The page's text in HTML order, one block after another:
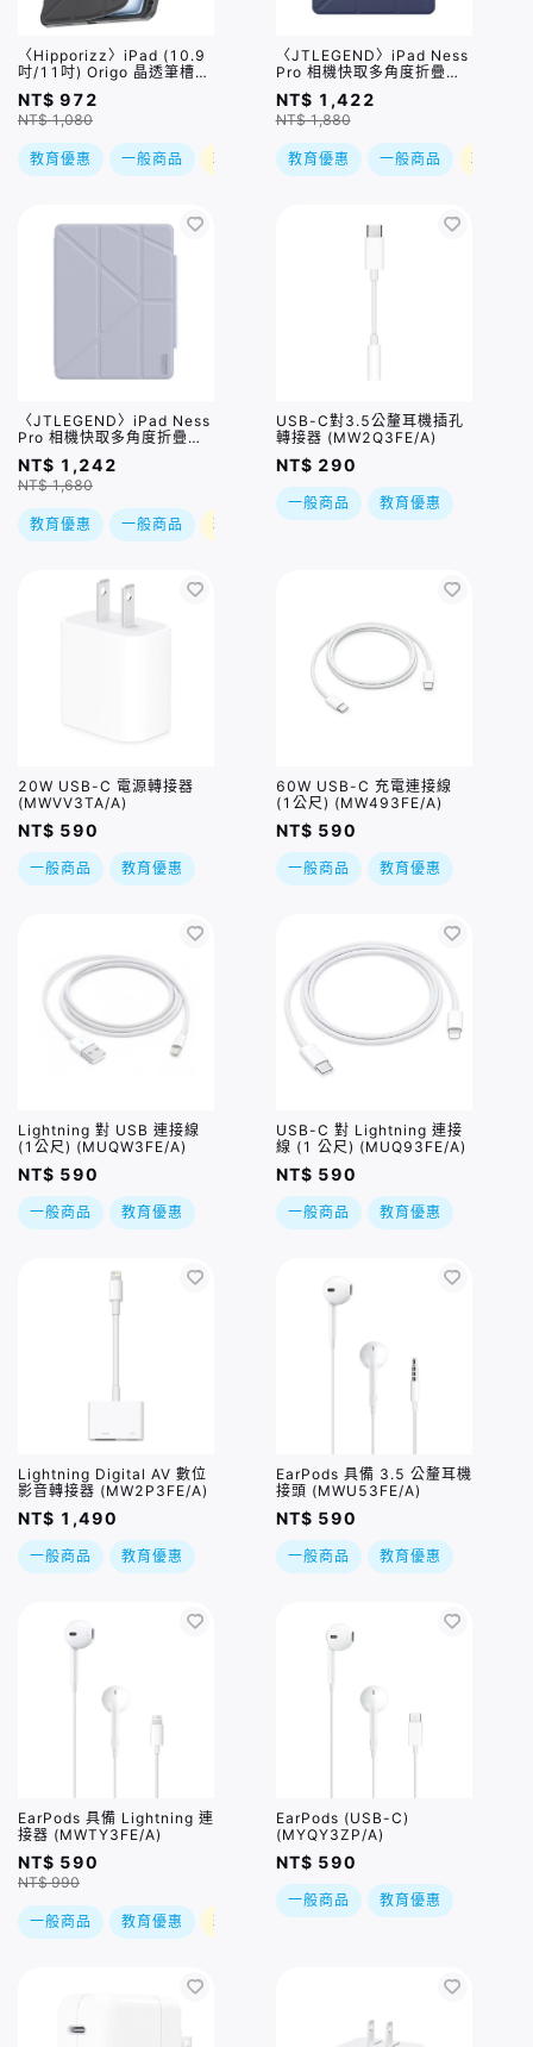
〈Hipporizz〉iPad (10.9
吋/11吋) Origo 晶透筆槽防
摔殼 / 三色
NT$ 972
NT$ 1,080
教育優惠 一般商品 現折
〈JTLEGEND〉iPad Ness
Pro 相機快取多角度折疊防
潑水布紋保護殼 (含Apple
pencil磁扣+筆槽) / 兩色
NT$ 1,422
NT$ 1,880
教育優惠 一般商品 現折
〈JTLEGEND〉iPad Ness
Pro 相機快取多角度折疊防
潑水布紋保護殼 (含Apple
pencil磁扣) / 四色
NT$ 1,242
NT$ 1,680
教育優惠 一般商品 現折
USB-C對3.5公釐耳機插孔
轉接器 (MW2Q3FE/A)
NT$ 290
一般商品 教育優惠
20W USB-C 電源轉接器
(MWVV3TA/A)
NT$ 590
一般商品 教育優惠
60W USB-C 充電連接線
(1公尺) (MW493FE/A)
NT$ 590
一般商品 教育優惠
Lightning 對 USB 連接線
(1公尺) (MUQW3FE/A)
NT$ 590
一般商品 教育優惠
USB-C 對 Lightning 連接
線 (1 公尺) (MUQ93FE/A)
NT$ 590
一般商品 教育優惠
Lightning Digital AV 數位
影音轉接器 (MW2P3FE/A)
NT$ 1,490
一般商品 教育優惠
EarPods 具備 3.5 公釐耳機
接頭 (MWU53FE/A)
NT$ 590
一般商品 教育優惠
EarPods 具備 Lightning 連
接器 (MWTY3FE/A)
NT$ 590
NT$ 990
一般商品 教育優惠 現折
EarPods (USB-C)
(MYQY3ZP/A)
NT$ 590
一般商品 教育優惠